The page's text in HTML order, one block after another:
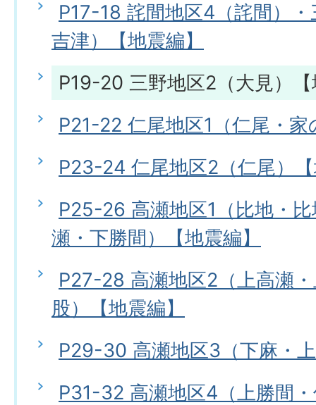
P17-18 詫間地区4（詫間）
吉津）【地震編】
P19-20 三野地区2（大見）
P21-22 仁尾地区1（仁尾・
P23-24 仁尾地区2（仁尾）
P25-26 高瀬地区1（比地・
瀬・下勝間）【地震編】
P27-28 高瀬地区2（上高瀬
股）【地震編】
P29-30 高瀬地区3（下麻・
P31-32 高瀬地区4（上勝間